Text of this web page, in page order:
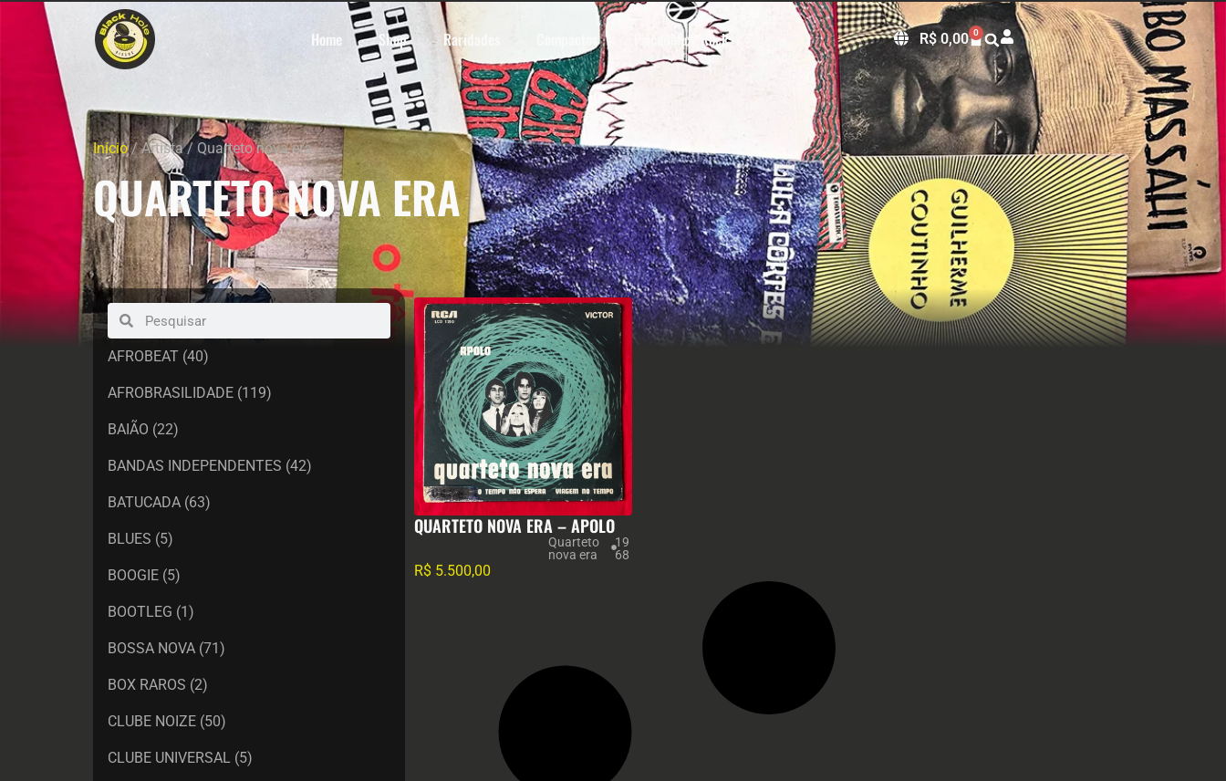
Home Shop Raridades Compactos Psicodélico Rock R$0,00 0
Início/ Artista / Quarteto nova era
QUARTETO NOVA ERA
AFROBEAT (40)
AFROBRASILIDADE (119)
BAIÃO (22)
BANDAS INDEPENDENTES (42)
BATUCADA (63)
BLUES (5)
BOOGIE (5)
BOOTLEG (1)
BOSSA NOVA (71)
BOX RAROS (2)
CLUBE NOIZE (50)
CLUBE UNIVERSAL (5)
QUARTETO NOVA ERA – APOLO
Quarteto
nova era
19
68
R$ 5.500,00